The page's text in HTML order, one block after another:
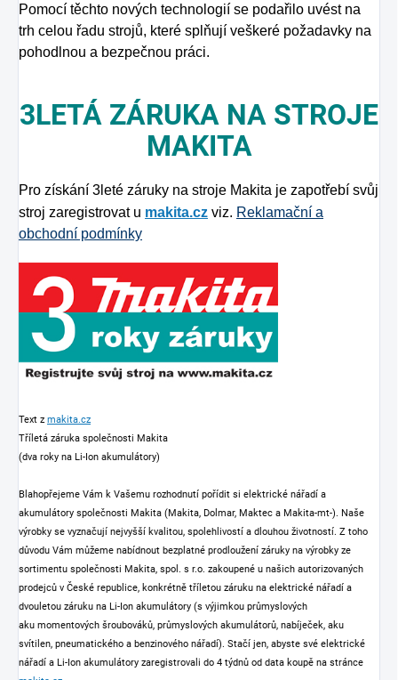
Pomocí těchto nových technologií se podařilo uvést na
trh celou řadu strojů, které splňují veškeré požadavky na
pohodlnou a bezpečnou práci.
3LETÁ ZÁRUKA NA STROJE
MAKITA
Pro získání 3leté záruky na stroje Makita je zapotřebí svůj
stroj zaregistrovat u makita.cz viz. Reklamační a
obchodní podmínky
Text z makita.cz
Tříletá záruka společnosti Makita
(dva roky na Li-Ion akumulátory)
Blahopřejeme Vám k Vašemu rozhodnutí pořídit si elektrické nářadí a
akumulátory společnosti Makita (Makita, Dolmar, Maktec a Makita-mt-). Naše
výrobky se vyznačují nejvyšší kvalitou, spolehlivostí a dlouhou životností. Z toho
důvodu Vám můžeme nabídnout bezplatné prodloužení záruky na výrobky ze
sortimentu společnosti Makita, spol. s r.o. zakoupené u našich autorizovaných
prodejců v České republice, konkrétně tříletou záruku na elektrické nářadí a
dvouletou záruku na Li-Ion akumulátory (s výjimkou průmyslových
aku momentových šroubováků, průmyslových akumulátorů, nabíječek, aku
svítilen, pneumatického a benzinového nářadí). Stačí jen, abyste své elektrické
nářadí a Li-Ion akumulátory zaregistrovali do 4 týdnů od data koupě na stránce